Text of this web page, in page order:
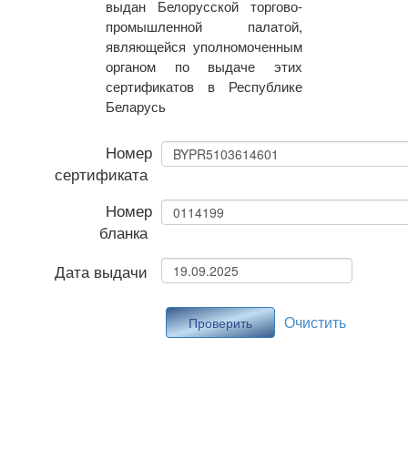
выдан Белорусской торгово-
промышленной палатой,
являющейся уполномоченным
органом по выдаче этих
сертификатов в Республике
Беларусь
Номер
сертификата
Номер
бланка
Дата выдачи
Проверить Очистить